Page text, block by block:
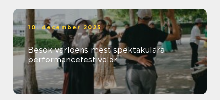
10. december 2025
Besök världens mest spektakulära
performancefestivaler